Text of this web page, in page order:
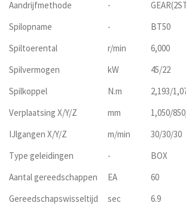
Aandrijfmethode
-
Spilopname
- BT50
Spiltoerental
r/min 6,000
Spilvermogen
kW 45/22
Spilkoppel
N.m 2,193/
Verplaatsing X/Y/Z
mm 1,050/
IJlgangen X/Y/Z
m/min 30/30/30
Type geleidingen
- BOX
Aantal gereedschappen
EA 60
Gereedschapswisseltijd
sec 6.9